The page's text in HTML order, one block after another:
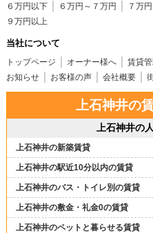
６万円以下 ６万円～７万円 ７万
９万円以上
当社について
トップページ オーナー様へ 賃貸
お知らせ
お客様の声 会社概要
上石神井の
上石神井の
上石神井の新築賃貸
上石神井の駅近10分以内の賃貸
上石神井のバス・トイレ別の賃貸
上石神井の敷金・礼金0の賃貸
上石神井のペットと暮らせる賃貸